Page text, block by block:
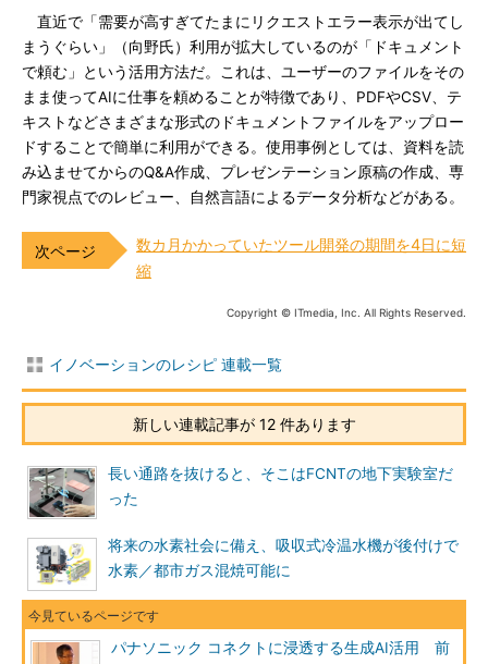
直近で「需要が高すぎてたまにリクエストエラー表示が出てし
まうぐらい」（向野氏）利用が拡大しているのが「ドキュメント
で頼む」という活用方法だ。これは、ユーザーのファイルをその
まま使ってAIに仕事を頼めることが特徴であり、PDFやCSV、テ
キストなどさまざまな形式のドキュメントファイルをアップロー
ドすることで簡単に利用ができる。使用事例としては、資料を読
み込ませてからのQ&A作成、プレゼンテーション原稿の作成、専
門家視点でのレビュー、自然言語によるデータ分析などがある。
数カ月かかっていたツール開発の期間を4日に短
縮
Copyright © ITmedia, Inc. All Rights Reserved.
イノベーションのレシピ 連載一覧
新しい連載記事が 12 件あります
長い通路を抜けると、そこはFCNTの地下実験室だ
った
将来の水素社会に備え、吸収式冷温水機が後付けで
水素／都市ガス混焼可能に
パナソニック コネクトに浸透する生成AI活用 前